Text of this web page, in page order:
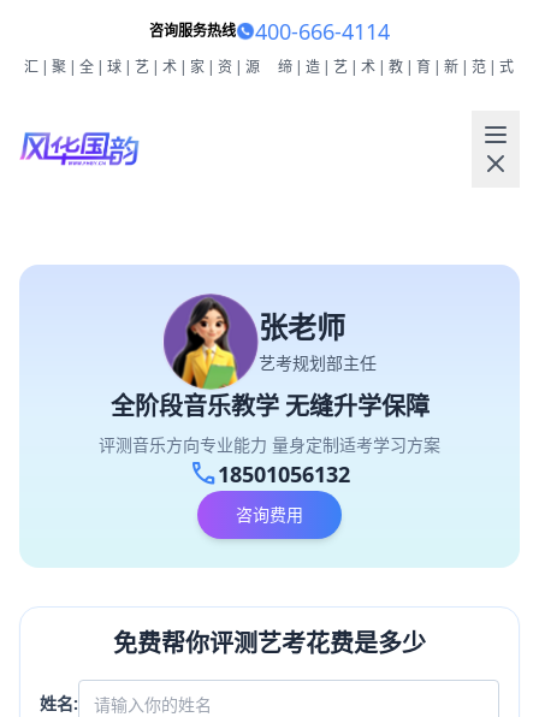
咨询服务热线 400-666-4114
汇|聚|全|球|艺|术|家|资|源 缔|造|艺|术|教|育|新|范|式
张老师
艺考规划部主任
全阶段音乐教学 无缝升学保障
评测音乐方向专业能力 量身定制适考学习方案
call18501056132
咨询费用
免费帮你评测艺考花费是多少
姓名: